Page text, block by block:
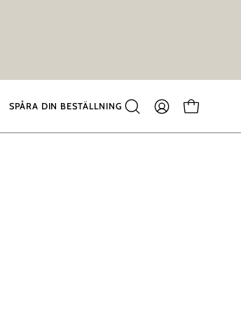
SPÅRA DIN BESTÄLLNING
Sulje
TILINI KATSO